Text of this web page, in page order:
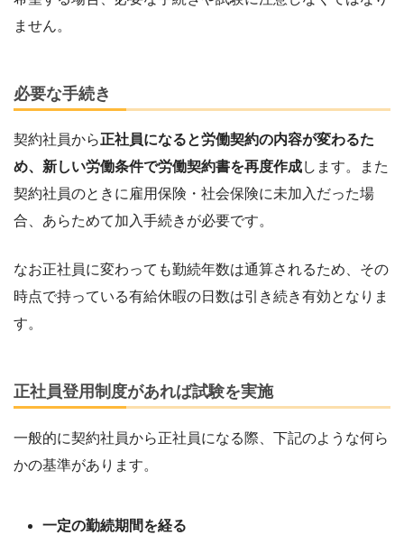
ません。
必要な手続き
契約社員から正社員になると労働契約の内容が変わるた
め、新しい労働条件で労働契約書を再度作成します。また
契約社員のときに雇用保険・社会保険に未加入だった場
合、あらためて加入手続きが必要です。
なお正社員に変わっても勤続年数は通算されるため、その
時点で持っている有給休暇の日数は引き続き有効となりま
す。
正社員登用制度があれば試験を実施
一般的に契約社員から正社員になる際、下記のような何ら
かの基準があります。
一定の勤続期間を経る